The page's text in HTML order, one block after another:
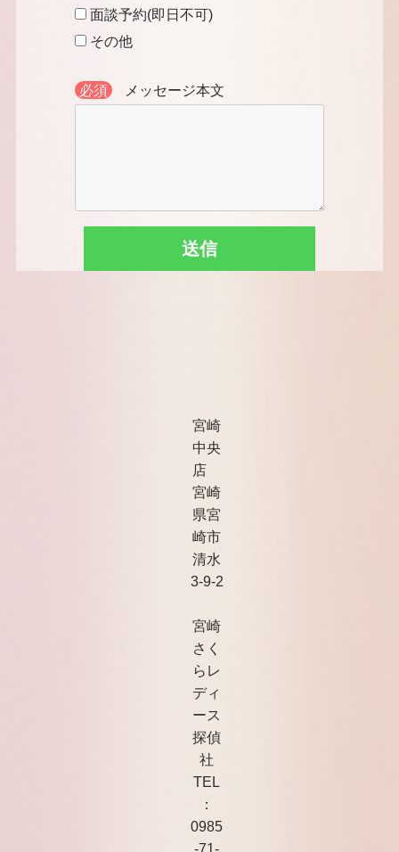
面談予約(即日不可)
その他
必須 メッセージ本文
宮崎
中央
店
宮崎
県宮
崎市
清水
3-9-2
宮崎
さく
らレ
ディ
ース
探偵
社
TEL
：
0985
-71-